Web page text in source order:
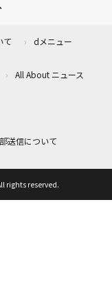
て dメニュー
All About ニュース
送信について
rights reserved.